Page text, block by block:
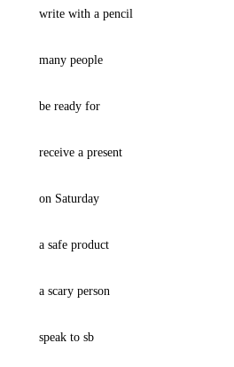
write with a pencil
many people
be ready for
receive a present
on Saturday
a safe product
a scary person
speak to sb